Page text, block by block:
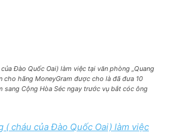
Đào Quốc Oai) làm việc tại văn phòng „Quang
cho hãng MoneyGram được cho là đã đưa 10
sang Cộng Hòa Séc ngay trước vụ bắt cóc ông
( cháu của Đào Quốc Oai) làm việc